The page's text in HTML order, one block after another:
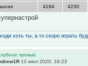
4184 4230
хоть ты, а то скоро играть
превью
12 июл 2020, 16:23